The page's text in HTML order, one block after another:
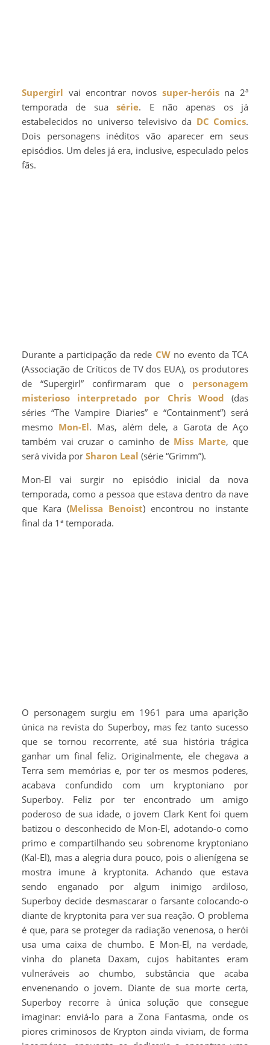
Supergirl vai encontrar novos super-heróisna 2ª
temporada de suasérie. E não apenas os já
estabelecidos no universo televisivo da DC Comics.
Dois personagens inéditos vão aparecer em seus
episódios. Um deles já era, inclusive, especulado pelos
fãs.
Durante a participação da rede CWno evento da TCA
(Associação de Críticos de TV dos EUA), os produtores
de “Supergirl” confirmaram que o personagem
misterioso interpretado por Chris Wood (das
séries “The Vampire Diaries” e “Containment”) será
mesmo Mon-El. Mas, além dele, a Garota de Aço
também vai cruzar o caminho de Miss Marte, que
será vivida por Sharon Leal (série “Grimm”).
Mon-El vai surgir no episódio inicial da nova
temporada, como a pessoa que estava dentro da nave
que Kara (Melissa Benoist) encontrou no instante
final da 1ª temporada.
O personagem surgiu em 1961 para uma aparição
única na revista do Superboy, mas fez tanto sucesso
que se tornou recorrente, até sua história trágica
ganhar um final feliz. Originalmente, ele chegava a
Terra sem memórias e, por ter os mesmos poderes,
acabava confundido com um kryptoniano por
Superboy. Feliz por ter encontrado um amigo
poderoso de sua idade, o jovem Clark Kent foi quem
batizou o desconhecido de Mon-El, adotando-o como
primo e compartilhando seu sobrenome kryptoniano
(Kal-El), mas a alegria dura pouco, pois o alienígena se
mostra imune à kryptonita. Achando que estava
sendo enganado por algum inimigo ardiloso,
Superboy decide desmascarar o farsante colocando-o
diante de kryptonita para ver sua reação. O problema
é que, para se proteger da radiação venenosa, o herói
usa uma caixa de chumbo. E Mon-El, na verdade,
vinha do planeta Daxam, cujos habitantes eram
vulneráveis ao chumbo, substância que acaba
envenenando o jovem. Diante de sua morte certa,
Superboy recorre à única solução que consegue
imaginar: enviá-lo para a Zona Fantasma, onde os
piores criminosos de Krypton ainda viviam, de forma